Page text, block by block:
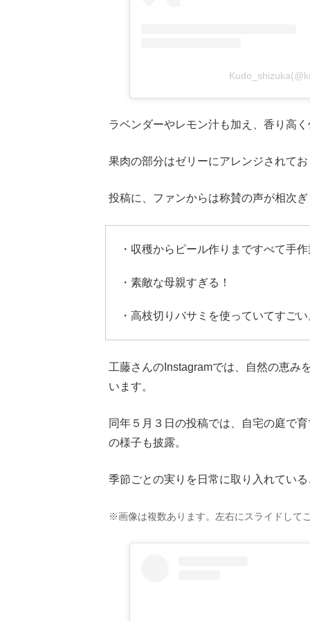
ラベンダーやレモン汁も加え、香り高
果肉の部分はゼリーにアレンジされて
投稿に、ファンからは称賛の声が相次
・収穫からピール作りまですべて手
・素敵な母親すぎる！
・高枝切りバサミを使っていてすご
工藤さんのInstagramでは、自然の恵み
います。
同年５月３日の投稿では、自宅の庭で
の様子も披露。
季節ごとの実りを日常に取り入れてい
※画像は複数あります。左右にスライドして